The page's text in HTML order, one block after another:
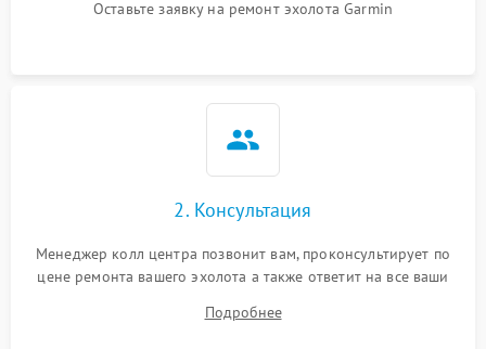
Оставьте заявку на ремонт эхолота Garmin
2. Консультация
Менеджер колл центра позвонит вам, проконсультирует по
цене ремонта вашего эхолота а также ответит на все ваши
Подробнее